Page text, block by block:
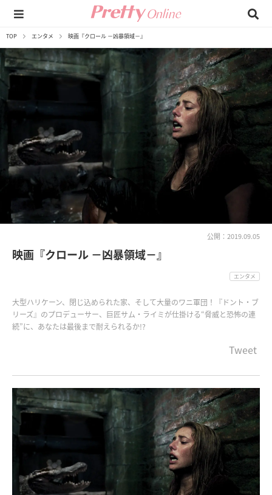
TOP エンタメ 映画『クロール －凶暴領域－』
公開：2019.09.05
映画『クロール －凶暴領域－』
エンタメ
大型ハリケーン、閉じ込められた家、そして大量のワニ軍団！『ドント・ブ
リーズ』のプロデューサー、巨匠サム・ライミが仕掛ける“脅威と恐怖の連
続”に、あなたは最後まで耐えられるか!?
Tweet